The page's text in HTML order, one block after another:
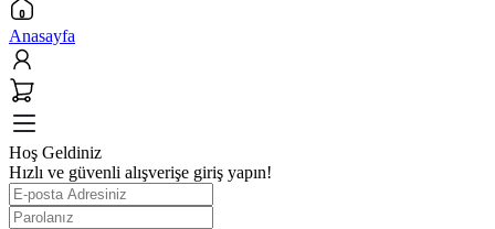
Anasayfa
Hoş Geldiniz
Hızlı ve güvenli alışverişe giriş yapın!